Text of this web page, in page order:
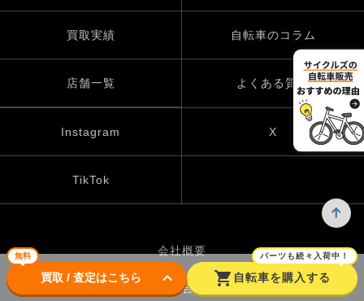
無料
買取 / 査定はこちら keyboard_arrow_down shopping_cart
パーツも続々入荷中！
自転車を購入する
買取実績 自転車のコラム
店舗一覧 よくある質問
Instagram X
TikTok
会社概要
お問い合わせ